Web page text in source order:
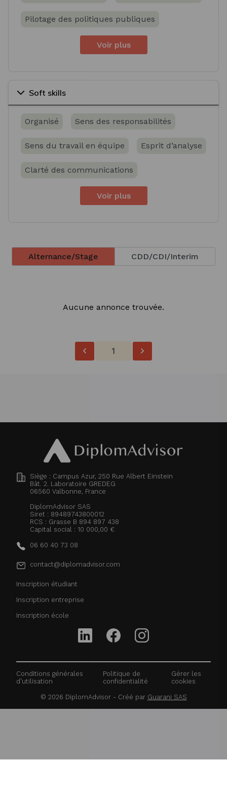
Pilotage des politiques publiques
Voir plus
Soft skills
Organisé Sens des responsabilités
Sens du travail en équipe Esprit d’analyse
Clarté des communications
Voir plus
Alternance/Stage CDD/CDI/Interim
Aucune annonce trouvée.
1
Siège : Campus Azur, 250 Rue Albert Einstein
Bât. 2. Laboratoire GREDEG
06560 Valbonne, France
DiplomAdvisor SAS
Siret : 89489743800012
RCS : Grasse B 894 897 438
Capital social : 10 000,00 €
06 60 40 73 08
contact@diplomadvisor.com
Inscription étudiant
Inscription entreprise
Inscription école
Conditions générales
d'utilisation
Politique de
confidentialité
Gérer les
cookies
© 2026 DiplomAdvisor - Créé par Guarani SAS